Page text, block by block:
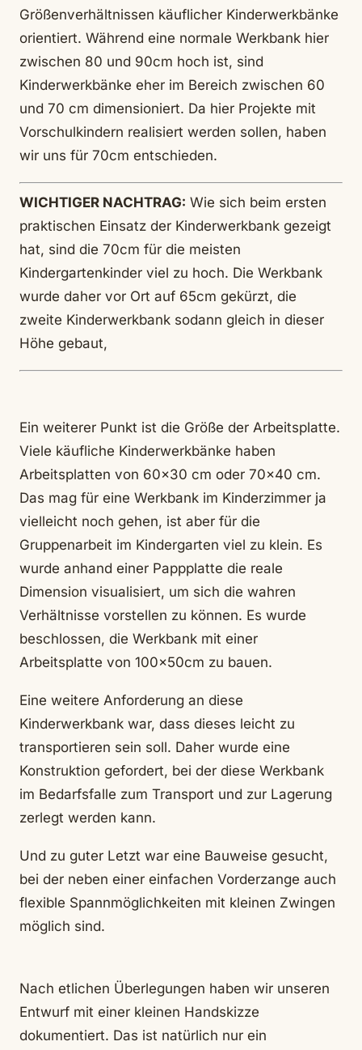
Größenverhältnissen käuflicher Kinderwerkbänke
orientiert. Während eine normale Werkbank hier
zwischen 80 und 90cm hoch ist, sind
Kinderwerkbänke eher im Bereich zwischen 60
und 70 cm dimensioniert. Da hier Projekte mit
Vorschulkindern realisiert werden sollen, haben
wir uns für 70cm entschieden.
WICHTIGER NACHTRAG: Wie sich beim ersten
praktischen Einsatz der Kinderwerkbank gezeigt
hat, sind die 70cm für die meisten
Kindergartenkinder viel zu hoch. Die Werkbank
wurde daher vor Ort auf 65cm gekürzt, die
zweite Kinderwerkbank sodann gleich in dieser
Höhe gebaut,
Ein weiterer Punkt ist die Größe der Arbeitsplatte.
Viele käufliche Kinderwerkbänke haben
Arbeitsplatten von 60×30 cm oder 70×40 cm.
Das mag für eine Werkbank im Kinderzimmer ja
vielleicht noch gehen, ist aber für die
Gruppenarbeit im Kindergarten viel zu klein. Es
wurde anhand einer Pappplatte die reale
Dimension visualisiert, um sich die wahren
Verhältnisse vorstellen zu können. Es wurde
beschlossen, die Werkbank mit einer
Arbeitsplatte von 100x50cm zu bauen.
Eine weitere Anforderung an diese
Kinderwerkbank war, dass dieses leicht zu
transportieren sein soll. Daher wurde eine
Konstruktion gefordert, bei der diese Werkbank
im Bedarfsfalle zum Transport und zur Lagerung
zerlegt werden kann.
Und zu guter Letzt war eine Bauweise gesucht,
bei der neben einer einfachen Vorderzange auch
flexible Spannmöglichkeiten mit kleinen Zwingen
möglich sind.
Nach etlichen Überlegungen haben wir unseren
Entwurf mit einer kleinen Handskizze
dokumentiert. Das ist natürlich nur ein